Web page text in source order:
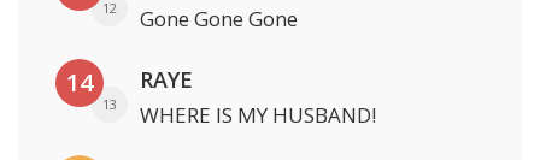
12 Gone Gone Gone
14
13
RAYE
WHERE IS MY HUSBAND!